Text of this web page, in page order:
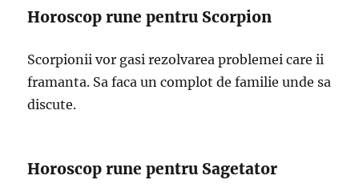
Horoscop rune pentru Scorpion
Scorpionii vor gasi rezolvarea problemei care ii
framanta. Sa faca un complot de familie unde sa
discute.
Horoscop rune pentru Sagetator